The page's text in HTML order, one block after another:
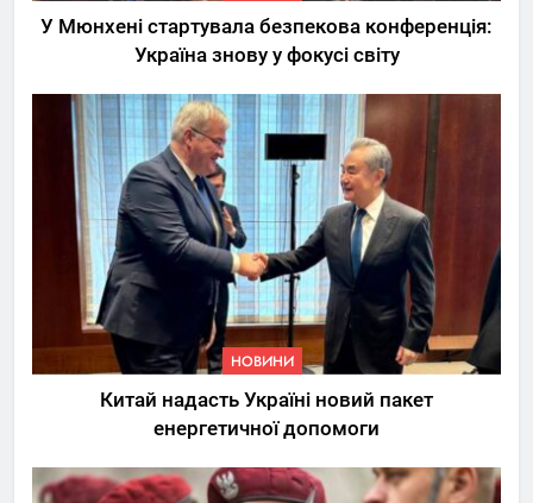
У Мюнхені стартувала безпекова конференція:
Україна знову у фокусі світу
НОВИНИ
Китай надасть Україні новий пакет
енергетичної допомоги
5
Трамп вимагає від
Зеленського активних кроків
у мирному процесі
НОВИНИ
6
КМДА заявила про параліч
“Київтеплоенерго” через
обшуки СБУ
НОВИНИ